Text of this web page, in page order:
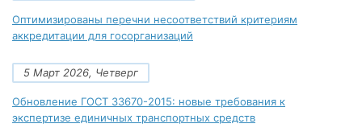
Оптимизированы перечни несоответствий критериям
аккредитации для госорганизаций
5 Март 2026, Четверг
Обновление ГОСТ 33670-2015: новые требования к
экспертизе единичных транспортных средств